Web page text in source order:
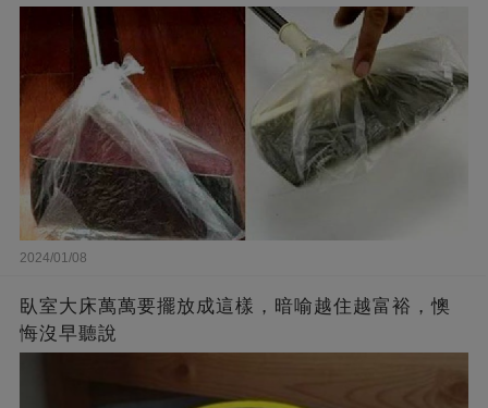
2024/01/08
臥室大床萬萬要擺放成這樣，暗喻越住越富裕，懊
悔沒早聽說